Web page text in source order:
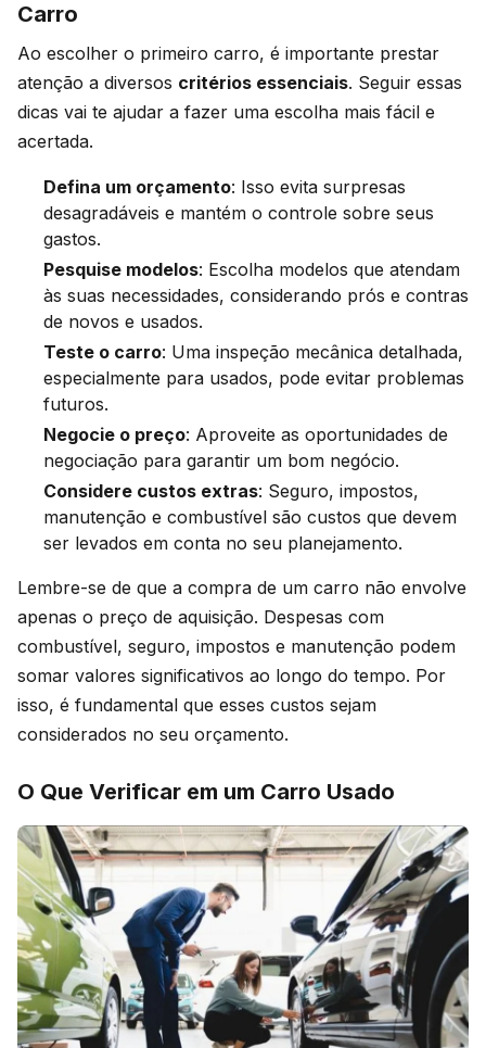
Carro
Ao escolher o primeiro carro, é importante prestar
atenção a diversos critérios essenciais. Seguir essas
dicas vai te ajudar a fazer uma escolha mais fácil e
acertada.
Defina um orçamento: Isso evita surpresas
desagradáveis e mantém o controle sobre seus
gastos.
Pesquise modelos: Escolha modelos que atendam
às suas necessidades, considerando prós e contras
de novos e usados.
Teste o carro: Uma inspeção mecânica detalhada,
especialmente para usados, pode evitar problemas
futuros.
Negocie o preço: Aproveite as oportunidades de
negociação para garantir um bom negócio.
Considere custos extras: Seguro, impostos,
manutenção e combustível são custos que devem
ser levados em conta no seu planejamento.
Lembre-se de que a compra de um carro não envolve
apenas o preço de aquisição. Despesas com
combustível, seguro, impostos e manutenção podem
somar valores significativos ao longo do tempo. Por
isso, é fundamental que esses custos sejam
considerados no seu orçamento.
O Que Verificar em um Carro Usado